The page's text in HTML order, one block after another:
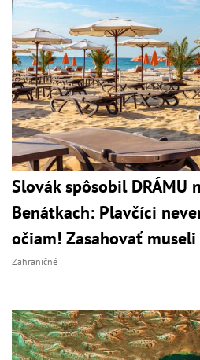
Slovák spôsobil DRÁMU
Benátkach: Plavčíci
očiam! Zasahovať
Zahraničné